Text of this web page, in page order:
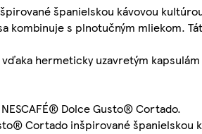
španielskou kávovou
kombinuje s plnotučným mliekom.
hermeticky uzavretým
Dolce Gusto® Cortado.
Cortado inšpirované